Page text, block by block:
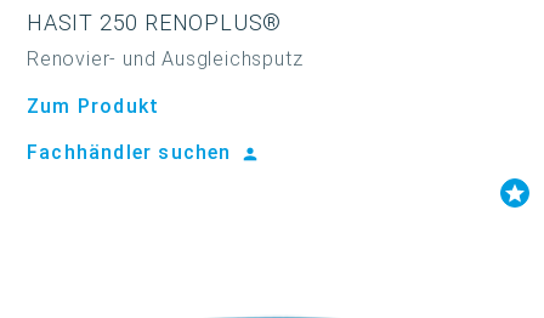
HASIT 250 RENOPLUS®
Renovier- und Ausgleichsputz
Zum Produkt
Fachhändler suchen